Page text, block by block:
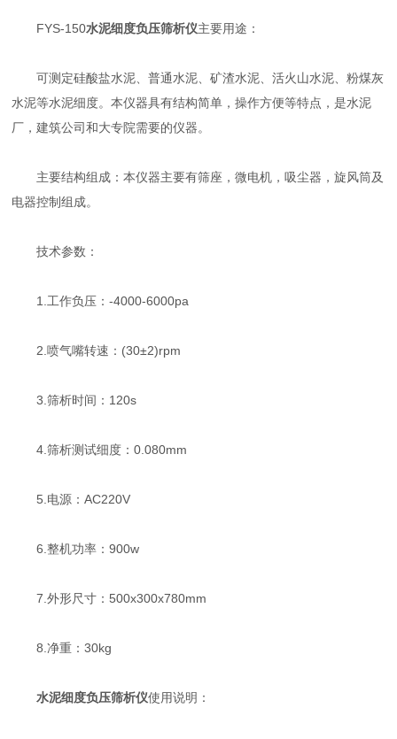
FYS-150水泥细度负压筛析仪主要用途：
可测定硅酸盐水泥、普通水泥、矿渣水泥、活火山水泥、粉煤灰
水泥等水泥细度。本仪器具有结构简单，操作方便等特点，是水泥
厂，建筑公司和大专院需要的仪器。
主要结构组成：本仪器主要有筛座，微电机，吸尘器，旋风筒及
电器控制组成。
技术参数：
1.工作负压：-4000-6000pa
2.喷气嘴转速：(30±2)rpm
3.筛析时间：120s
4.筛析测试细度：0.080mm
5.电源：AC220V
6.整机功率：900w
7.外形尺寸：500x300x780mm
8.净重：30kg
水泥细度负压筛析仪使用说明：